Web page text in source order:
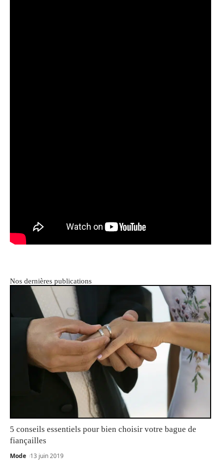
Nos dernières publications
5 conseils essentiels pour bien choisir votre bague de
fiançailles
Mode 13 juin 2019